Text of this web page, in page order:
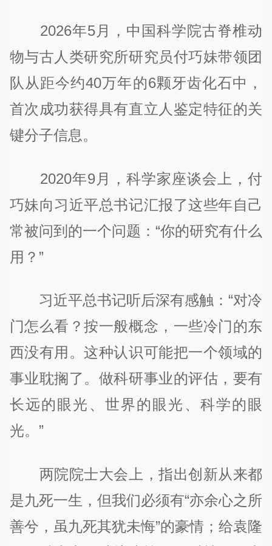
2026年5月，中国科学院古脊椎动
物与古人类研究所研究员付巧妹带领团
队从距今约40万年的6颗牙齿化石中，
首次成功获得具有直立人鉴定特征的关
键分子信息。
2020年9月，科学家座谈会上，付
巧妹向习近平总书记汇报了这些年自己
常被问到的一个问题：“你的研究有什么
用？”
习近平总书记听后深有感触：“对冷
门怎么看？按一般概念，一些冷门的东
西没有用。这种认识可能把一个领域的
事业耽搁了。做科研事业的评估，要有
长远的眼光、世界的眼光、科学的眼
光。”
两院院士大会上，指出创新从来都
是九死一生，但我们必须有“亦余心之所
善兮，虽九死其犹未悔”的豪情；给袁隆